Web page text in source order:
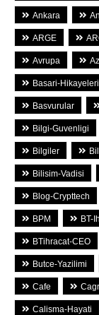
Ankara
ARGE
Avrupa
Basari-Hikayeleri
Basvurular
Bilgi-Guvenligi
Bilgiler
Bilisim-Vadisi
Blog-Crypttech
BPM BT-
BTihracat-CEO
Butce-Yazilimi
Cafe
Calisma-Hayati